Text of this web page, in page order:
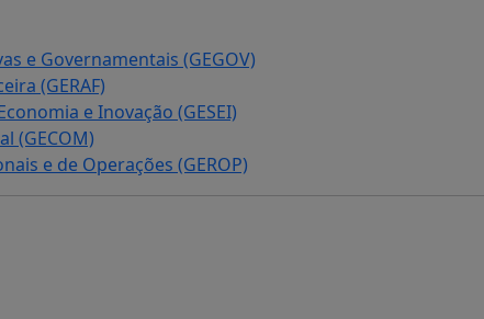
e Governamentais (GEGOV)
(GERAF)
e Inovação (GESEI)
(GECOM)
e de Operações (GEROP)